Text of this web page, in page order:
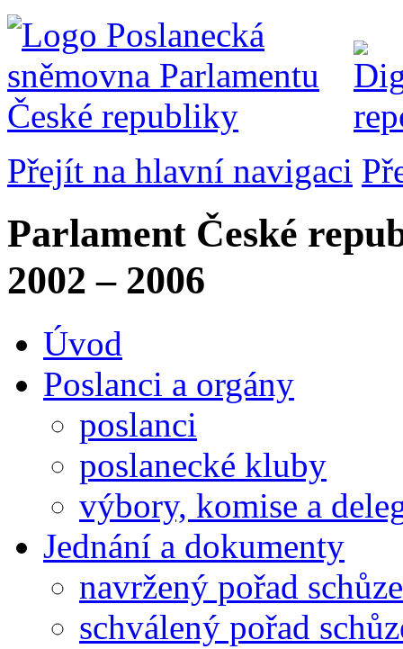
Přejít na hlavní navigaci
Parlament České
2002 – 2006
Úvod
Poslanci a orgány
poslanci
poslanecké kluby
výbory, komise a
Jednání a dokumenty
navržený pořad schůze
schválený pořad